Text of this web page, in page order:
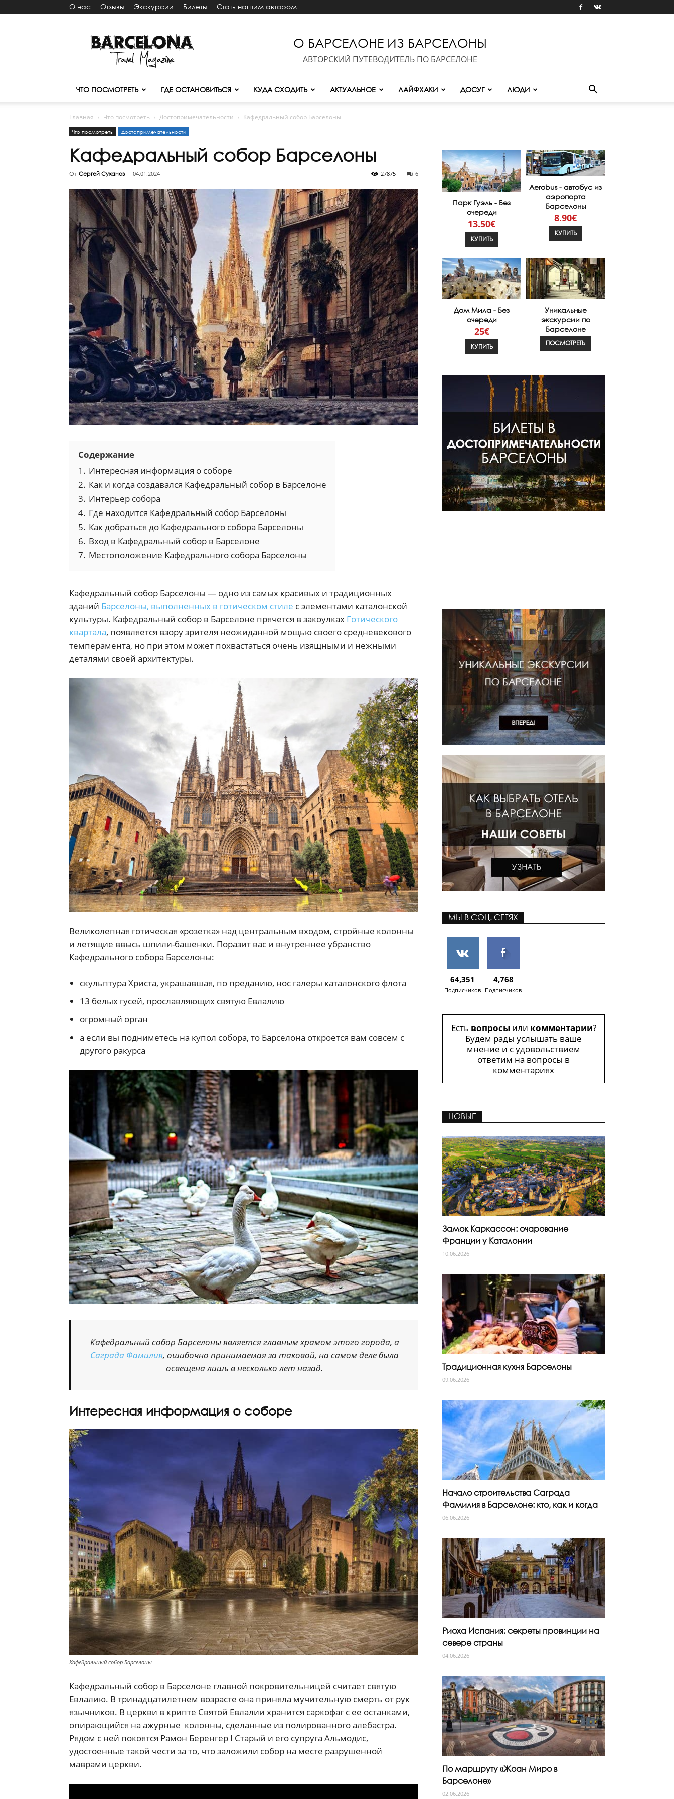
О нас Отзывы Экскурсии Билеты Стать нашим автором
Путеводитель
Барселона
ТМ
О БАРСЕЛОНЕ ИЗ БАРСЕЛОНЫ
АВТОРСКИЙ ПУТЕВОДИТЕЛЬ ПО БАРСЕЛОНЕ
ЧТО ПОСМОТРЕТЬ ГДЕ ОСТАНОВИТЬСЯ КУДА СХОДИТЬ АКТУАЛЬНОЕ ЛАЙФХАКИ ДОСУГ ЛЮДИ
Главная Что посмотреть Достопримечательности Кафедральный собор Барселоны
Что посмотреть Достопримечательности
Кафедральный собор Барселоны
От Сергей Суханов - 04.01.2024 6
27875
Содержание
1. Интересная информация о соборе
2. Как и когда создавался Кафедральный собор в Барселоне
3. Интерьер собора
4. Где находится Кафедральный собор Барселоны
5. Как добраться до Кафедрального собора Барселоны
6. Вход в Кафедральный собор в Барселоне
7. Местоположение Кафедрального собора Барселоны
Кафедральный собор Барселоны — одно из самых красивых и традиционных
зданий Барселоны, выполненных в готическом стиле с элементами каталонской
культуры. Кафедральный собор в Барселоне прячется в закоулках Готического
квартала, появляется взору зрителя неожиданной мощью своего средневекового
темперамента, но при этом может похвастаться очень изящными и нежными
деталями своей архитектуры.
Великолепная готическая «розетка» над центральным входом, стройные колонны
и летящие ввысь шпили-башенки. Поразит вас и внутреннее убранство
Кафедрального собора Барселоны:
скульптура Христа, украшавшая, по преданию, нос галеры каталонского флота
13 белых гусей, прославляющих святую Евлалию
огромный орган
а если вы подниметесь на купол собора, то Барселона откроется вам совсем с
другого ракурса
Кафедральный собор Барселоны является главным храмом этого города, а
Саграда Фамилия, ошибочно принимаемая за таковой, на самом деле была
освещена лишь в несколько лет назад.
Интересная информация о соборе
Кафедральный собор Барселоны
Кафедральный собор в Барселоне главной покровительницей считает святую
Евлалию. В тринадцатилетнем возрасте она приняла мучительную смерть от рук
язычников. В церкви в крипте Святой Евлалии хранится саркофаг с ее останками,
опирающийся на ажурные колонны, сделанные из полированного алебастра.
Рядом с ней покоятся Рамон Беренгер I Старый и его супруга Альмодис,
удостоенные такой чести за то, что заложили собор на месте разрушенной
маврами церкви.
Парк Гуэль - Без
очереди
13.50€
КУПИТЬ
Aerobus - автобус из
аэропорта
Барселоны
8.90€
КУПИТЬ
Дом Мила - Без
очереди
25€
КУПИТЬ
Уникальные
экскурсии по
Барселоне
ПОСМОТРЕТЬ
МЫ В СОЦ. СЕТЯХ
64,351
Подписчиков
4,768
Подписчиков
Есть вопросыили комментарии?
Будем рады услышать ваше
мнение и с удовольствием
ответим на вопросы в
комментариях
НОВЫЕ
Замок Каркассон: очарование
Франции у Каталонии
10.06.2026
Традиционная кухня Барселоны
09.06.2026
Начало строительства Саграда
Фамилия в Барселоне: кто, как и когда
06.06.2026
Риоха Испания: секреты провинции на
севере страны
04.06.2026
По маршруту «Жоан Миро в
Барселоне»
02.06.2026